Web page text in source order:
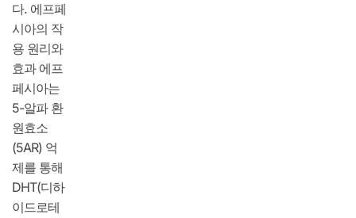
다. 에프페
시아의 작
용 원리와
효과 에프
페시아는
5-알파 환
원효소
(5AR) 억
제를 통해
DHT(디하
이드로테